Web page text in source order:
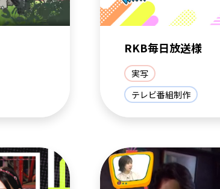
RKB毎日放送様
実写
テレビ番組制作